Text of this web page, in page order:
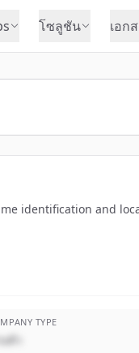
โซลูชัน เอก
identification and
TYPE
ตัว